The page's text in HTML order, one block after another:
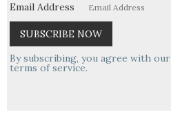
Email Address
By subscribing, you agree with our
terms of service.